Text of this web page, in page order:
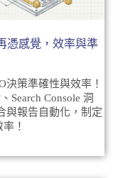
憑感覺，效率與準
決策準確性與效率！
Search Console 洞
與報告自動化，制定
！